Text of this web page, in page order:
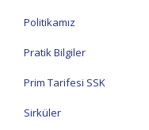
Politikamız
Pratik Bilgiler
Prim Tarifesi SSK
Sirküler